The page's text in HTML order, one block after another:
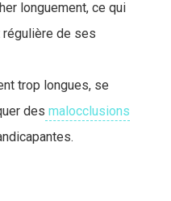
longuement, ce qui
régulière de ses
trop longues, se
des malocclusions